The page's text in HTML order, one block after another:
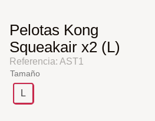
Pelotas Kong
Squeakair x2 (L)
Referencia:AST1
Tamaño
L